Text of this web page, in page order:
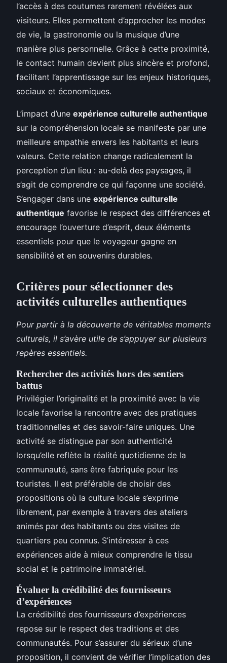
l’accès à des coutumes rarement révélées aux
visiteurs. Elles permettent d’approcher les modes
de vie, la gastronomie ou la musique d’une
manière plus personnelle. Grâce à cette proximité,
le contact humain devient plus sincère et profond,
facilitant l’apprentissage sur les enjeux historiques,
sociaux et économiques.
L’impact d’une expérience culturelle authentique
sur la compréhension locale se manifeste par une
meilleure empathie envers les habitants et leurs
valeurs. Cette relation change radicalement la
perception d’un lieu : au-delà des paysages, il
s’agit de comprendre ce qui façonne une société.
S’engager dans une expérience culturelle
authentique favorise le respect des différences et
encourage l’ouverture d’esprit, deux éléments
essentiels pour que le voyageur gagne en
sensibilité et en souvenirs durables.
Critères pour sélectionner des
activités culturelles authentiques
Pour partir à la découverte de véritables moments
culturels, il s’avère utile de s’appuyer sur plusieurs
repères essentiels.
Rechercher des activités hors des sentiers
battus
Privilégier l’originalité et la proximité avec la vie
locale favorise la rencontre avec des pratiques
traditionnelles et des savoir-faire uniques. Une
activité se distingue par son authenticité
lorsqu’elle reflète la réalité quotidienne de la
communauté, sans être fabriquée pour les
touristes. Il est préférable de choisir des
propositions où la culture locale s’exprime
librement, par exemple à travers des ateliers
animés par des habitants ou des visites de
quartiers peu connus. S’intéresser à ces
expériences aide à mieux comprendre le tissu
social et le patrimoine immatériel.
Évaluer la crédibilité des fournisseurs
d’expériences
La crédibilité des fournisseurs d’expériences
repose sur le respect des traditions et des
communautés. Pour s’assurer du sérieux d’une
proposition, il convient de vérifier l’implication des